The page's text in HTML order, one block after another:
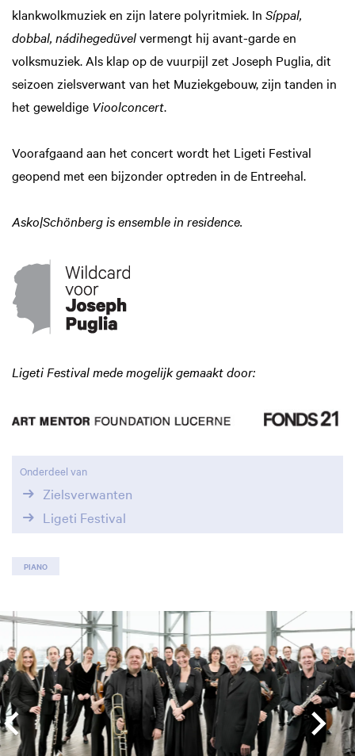
klankwolkmuziek en zijn latere polyritmiek. In Síppal,
dobbal, nádihegedüvelvermengt hij avant-garde en
volksmuziek. Als klap op de vuurpijl zet Joseph Puglia, dit
seizoen zielsverwant van het Muziekgebouw, zijn tanden in
het geweldige Vioolconcert.
Voorafgaand aan het concert wordt het Ligeti Festival
geopend met een bijzonder optreden in de Entreehal.
Asko|Schönberg is ensemble in residence.
Ligeti Festival mede mogelijk gemaakt door:
Onderdeel van
Zielsverwanten
Ligeti Festival
PIANO
Overslaan